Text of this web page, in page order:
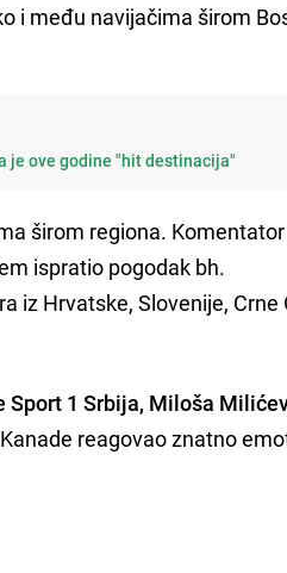
i među navijačima širom
je ove godine "hit destinacija"
širom regiona.
ispratio pogodak bh.
iz Hrvatske, Slovenije, Crne
Sport 1 Srbija, Miloša
reagovao znatno